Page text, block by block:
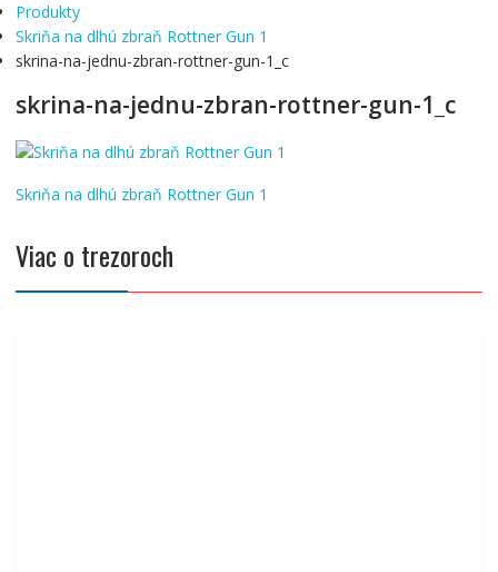
Produkty
Skriňa na dlhú zbraň Rottner Gun 1
skrina-na-jednu-zbran-rottner-gun-1_c
skrina-na-jednu-zbran-rottner-gun-1_c
Navigácia
článku
Skriňa na dlhú zbraň Rottner Gun 1
Viac o trezoroch